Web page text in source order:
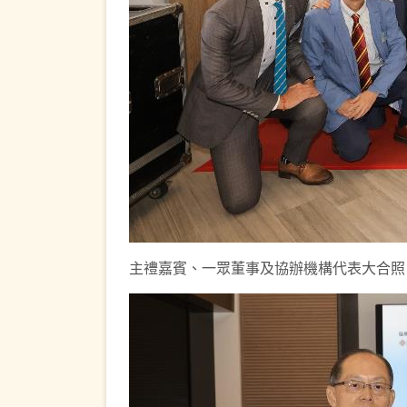
主禮嘉賓、一眾董事及協辦機構代表大合